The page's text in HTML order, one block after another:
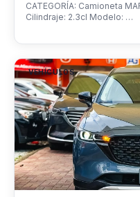
CATEGORÍA: Camioneta
Cilindraje: 2.3cl Modelo: …
VEHÍCULOS